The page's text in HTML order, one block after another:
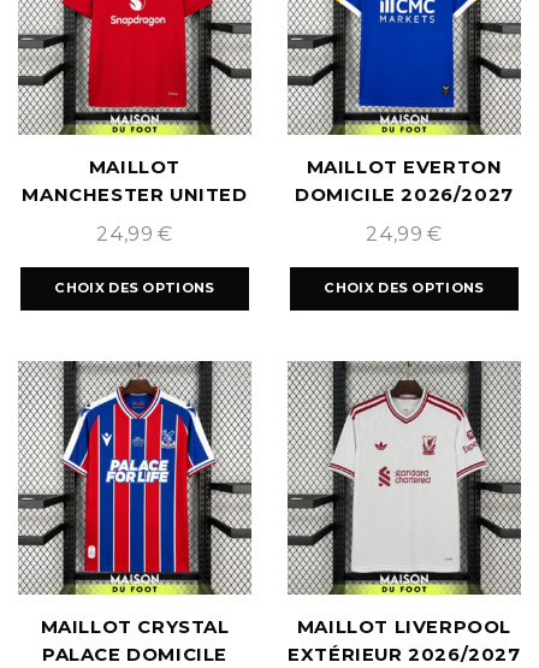
MAILLOT
MANCHESTER UNITED
FOURTH 2026/2027
24,99€
CHOIX DES OPTIONS
MAILLOT EVERTON
DOMICILE 2026/2027
24,99€
CHOIX DES OPTIONS
MAILLOT CRYSTAL
PALACE DOMICILE
MAILLOT LIVERPOOL
EXTÉRIEUR 2026/2027